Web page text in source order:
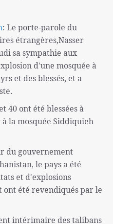
: Le porte-parole du
étrangères,Nasser
sa sympathie aux
d'une mosquée à
et des blessés, et a
40 ont été blessées à
la mosquée Siddiquieh
du gouvernement
le pays a été
et d'explosions
été revendiqués par le
intérimaire des talibans